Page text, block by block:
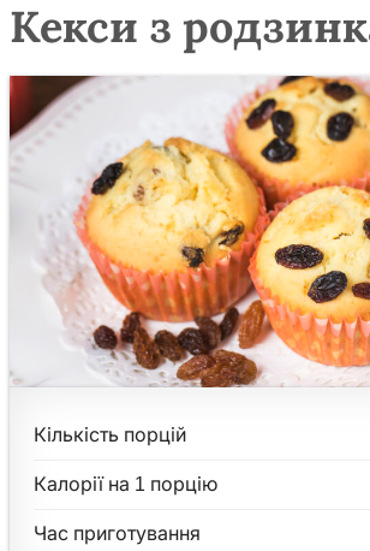
Кекси з
Кількість порцій
Калорії на 1 порцію
Час приготування